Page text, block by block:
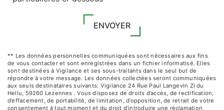
ENVOYER
** Les données personnelles communiquées sont nécessaires aux fins
de vous contacter et sont enregistrées dans un fichier informatisé. Elles
sont destinées à Vigilance et ses sous-traitants dans le seul but de
répondre à votre message. Les données collectées seront communiquées
aux seuls destinataires suivants: Vigilance 24 Rue Paul Langevin ZI du
Hellu, 59260 Lezennes . Vous disposez de droits d’accès, de rectification,
d’effacement, de portabilité, de limitation, d’opposition, de retrait de votre
consentement à tout moment et du droit d’introduire une réclamation